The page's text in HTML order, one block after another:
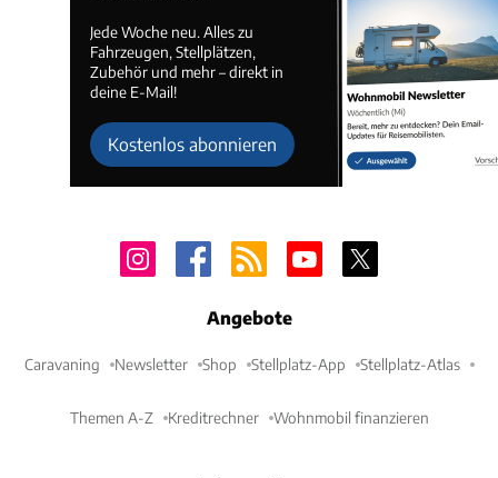
Jede Woche neu. Alles zu
Fahrzeugen, Stellplätzen,
Zubehör und mehr – direkt in
deine E-Mail!
Kostenlos abonnieren
Angebote
Caravaning Newsletter Shop Stellplatz-App Stellplatz-Atlas
Themen A-Z Kreditrechner Wohnmobil finanzieren